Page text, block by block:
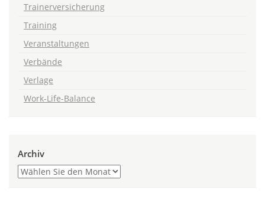
Trainerversicherung
Training
Veranstaltungen
Verbände
Verlage
Work-Life-Balance
Archiv